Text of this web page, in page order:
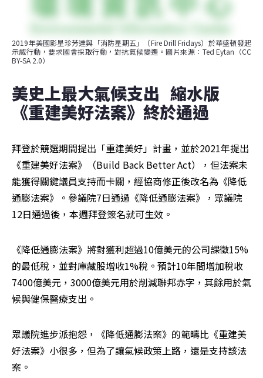
2019年美國影星珍芳達與「消防星期五」（Fire Drill Fridays）於華盛頓發起
示威行動，要求國會採取行動，對抗氣候變遷。圖片來源：Ted Eytan（CC
BY-SA 2.0）
美史上最大氣候支出   縮水版
《重建美好法案》終於通過
拜登於競選期間提出「重建美好」計畫，並於2021年提出
《重建美好法案》（Build Back Better Act），但法案未
能獲得關鍵議員支持而卡關，經協商修正後改名為《降低
通膨法案》。參議院7日通過《降低通膨法案》，眾議院
12日通過後，本週拜登簽名就可生效。
《降低通膨法案》將對獲利超過10億美元的公司課徵15%
的最低稅，並對庫藏股增收1%稅。預計10年間增加稅收
7400億美元，3000億美元用於削減聯邦赤字，其餘用於氣
候與健保醫療支出。
眾議院進步派抱怨，《降低通膨法案》的範疇比《重建美
好法案》小很多，但為了讓氣候政策上路，還是支持該法
案。